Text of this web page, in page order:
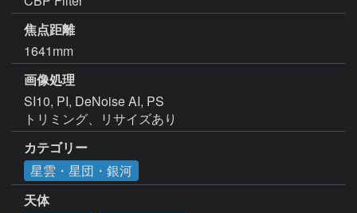
焦点距離
1641mm
画像処理
SI10, PI, DeNoise AI, PS
トリミング、リサイズあり
カテゴリー
星雲・星団・銀河
天体